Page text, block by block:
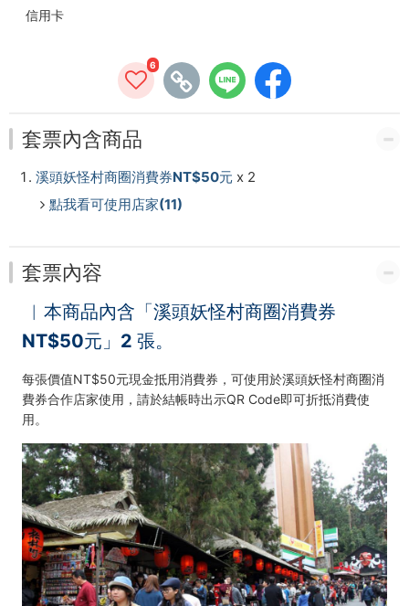
信用卡
6
套票內含商品
溪頭妖怪村商圈消費券NT$50元 x 2
點我看可使用店家(11)
套票內容
︱本商品內含「溪頭妖怪村商圈消費券
NT$50元」2 張。
每張價值NT$50元現金抵用消費券，可使用於溪頭妖怪村商圈消
費券合作店家使用，請於結帳時出示QR Code即可折抵消費使
用。